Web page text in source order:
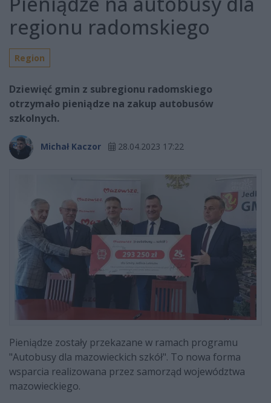
regionu radomskiego
Region
Dziewięć gmin z subregionu radomskiego
otrzymało pieniądze na zakup autobusów
szkolnych.
Michał Kaczor 28.04.2023 17:22
Pieniądze zostały przekazane w ramach programu
"Autobusy dla mazowieckich szkół". To nowa forma
wsparcia realizowana przez samorząd województwa
mazowieckiego.